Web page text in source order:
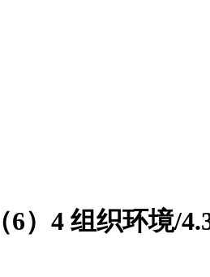
）4 组织环境/